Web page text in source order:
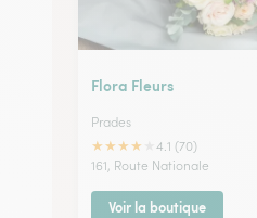
Flora Fleurs
Prades
★★★★
4.1 (70)
161, Route Nationale
Voir la boutique